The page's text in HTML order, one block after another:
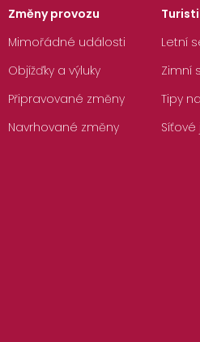
Změny provozu
Mimořádné události
Objížďky a výluky
Připravované změny
Navrhované změny
Letní
Zimní
Tipy
Síťové